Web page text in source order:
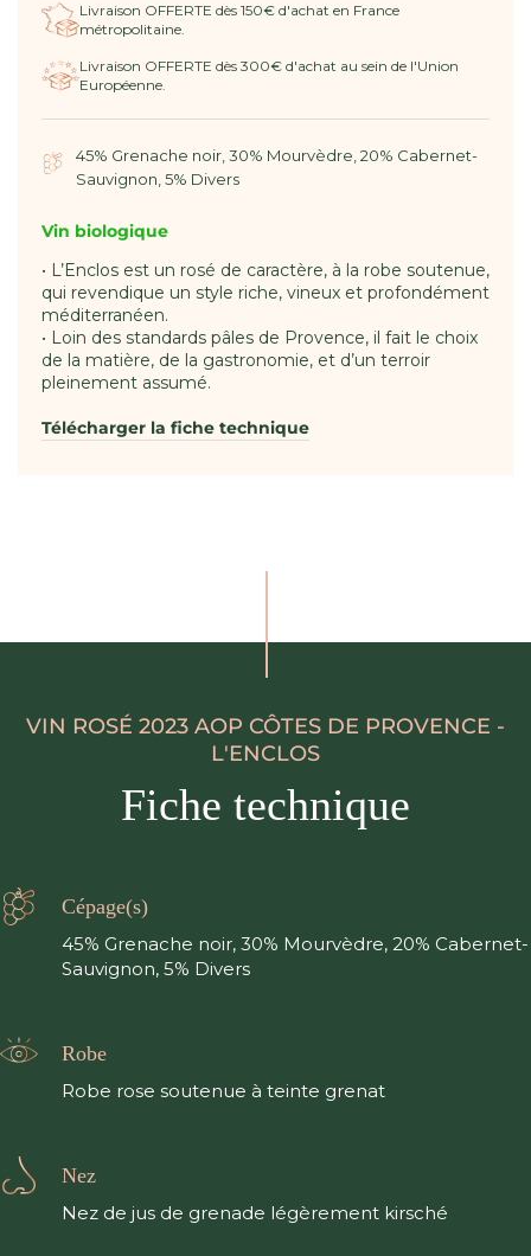
Livraison OFFERTE dès 150€ d'achat en France
métropolitaine.
Livraison OFFERTE dès 300€ d'achat au sein de l'Union
Européenne.
45% Grenache noir, 30% Mourvèdre, 20% Cabernet-
Sauvignon, 5% Divers
Vin biologique
• L’Enclos est un rosé de caractère, à la robe soutenue,
qui revendique un style riche, vineux et profondément
méditerranéen.
• Loin des standards pâles de Provence, il fait le choix
de la matière, de la gastronomie, et d’un terroir
pleinement assumé.
Télécharger la fiche technique
VIN ROSÉ 2023 AOP CÔTES DE PROVENCE -
L'ENCLOS
Fiche technique
Cépage(s)
45% Grenache noir, 30% Mourvèdre, 20% Cabernet-
Sauvignon, 5% Divers
Robe
Robe rose soutenue à teinte grenat
Nez
Nez de jus de grenade légèrement kirsché